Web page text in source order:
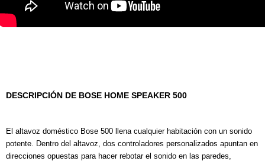
DESCRIPCIÓN DE BOSE HOME SPEAKER 500
El altavoz doméstico Bose 500 llena cualquier habitación con un sonido
potente. Dentro del altavoz, dos controladores personalizados apuntan en
direcciones opuestas para hacer rebotar el sonido en las paredes,